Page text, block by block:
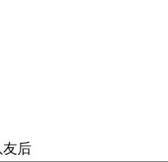
友后